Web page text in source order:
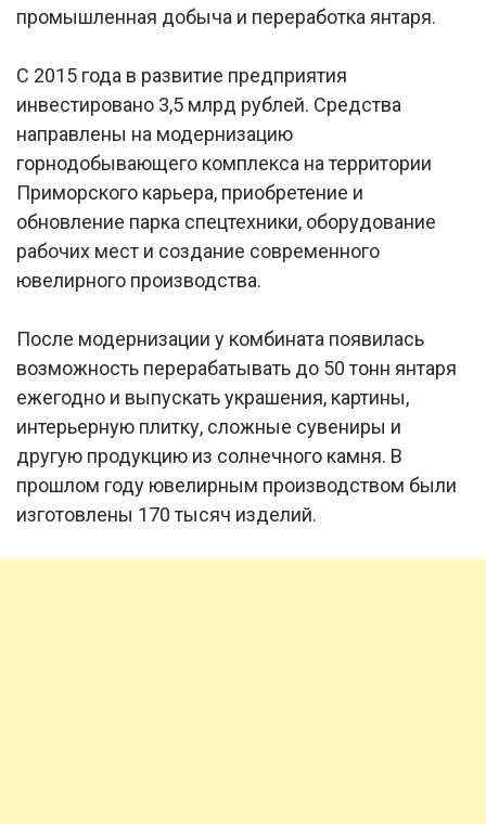
промышленная добыча и переработка янтаря.
С 2015 года в развитие предприятия
инвестировано 3,5 млрд рублей. Средства
направлены на модернизацию
горнодобывающего комплекса на территории
Приморского карьера, приобретение и
обновление парка спецтехники, оборудование
рабочих мест и создание современного
ювелирного производства.
После модернизации у комбината появилась
возможность перерабатывать до 50 тонн янтаря
ежегодно и выпускать украшения, картины,
интерьерную плитку, сложные сувениры и
другую продукцию из солнечного камня. В
прошлом году ювелирным производством были
изготовлены 170 тысяч изделий.